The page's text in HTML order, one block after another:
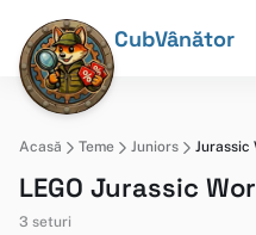
CubVânător
Acasă Teme Juniors Jurassic
LEGO Jurassic
3 seturi